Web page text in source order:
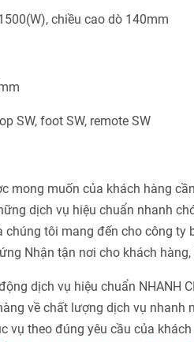
chiều cao dò 140mm
SW, foot SW, remote SW
mong muốn của khách hàng
dịch vụ hiệu chuẩn nhanh
tôi mang đến cho công ty
Nhận tận nơi cho khách
dịch vụ hiệu chuẩn NHANH
về chất lượng dịch vụ nhanh
vụ theo đúng yêu cầu của